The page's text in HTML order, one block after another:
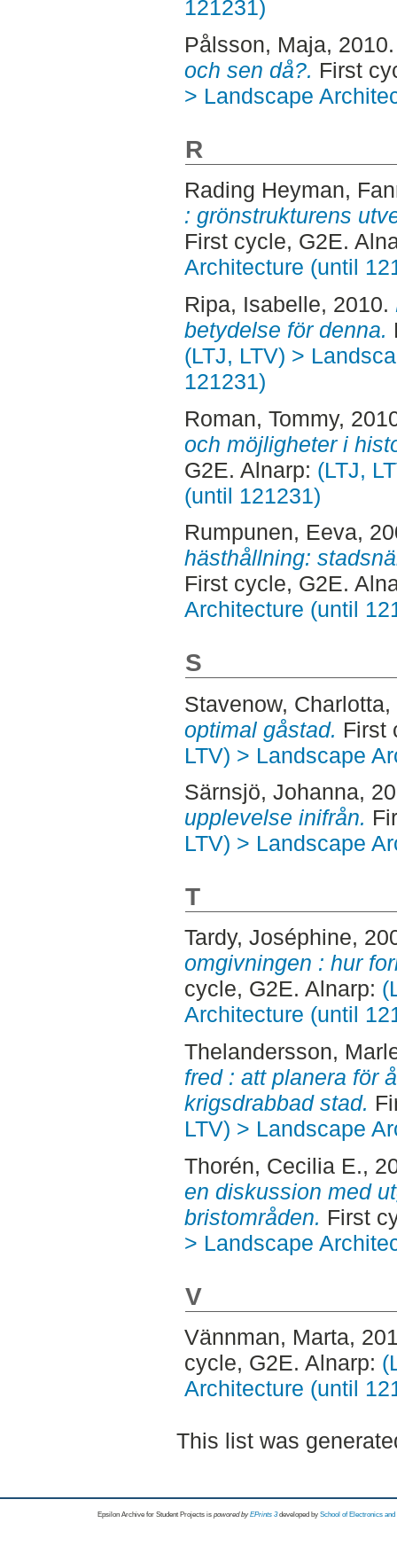
121231)
Pålsson, Maja,
och sen då?. First
> Landscape
R
Rading Heyman,
: grönstrukturens
First cycle, G2E.
Architecture (until
Ripa, Isabelle, 2010.
betydelse för denna.
(LTJ, LTV) >
121231)
Roman, Tommy,
och möjligheter i
G2E. Alnarp: (LTJ,
(until 121231)
Rumpunen, Eeva,
hästhållning:
First cycle, G2E.
Architecture (until
S
Stavenow, Charlotta
optimal gåstad. First
LTV) > Landscape
Särnsjö, Johanna,
upplevelse inifrån.
LTV) > Landscape
T
Tardy, Joséphine,
omgivningen : hur
cycle, G2E. Alnarp:
Architecture (until
Thelandersson,
fred : att planera för
krigsdrabbad stad.
LTV) > Landscape
Thorén, Cecilia E.,
en diskussion med
bristområden. First
> Landscape
V
Vännman, Marta,
cycle, G2E. Alnarp:
Architecture (until
This list was
Epsilon Archive for Student Projects is powored byEPrints 3 developed by School of Electronics